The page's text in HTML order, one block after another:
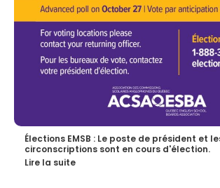
Élections EMSB : Le poste de président et
circonscriptions sont en cours d'élection.
Lire la suite